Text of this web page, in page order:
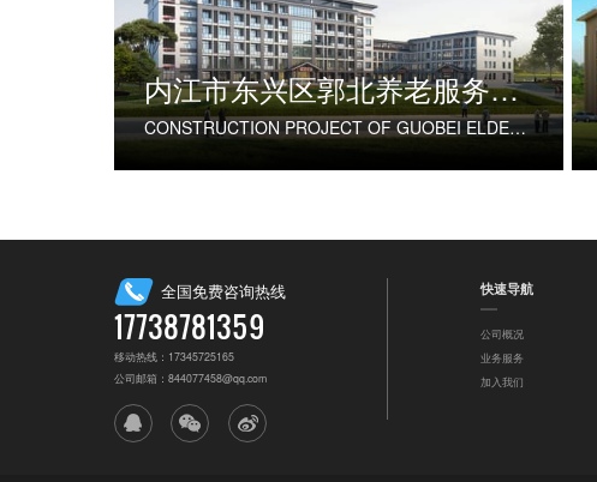
内江市东兴区郭北养老服务中心建设项目
CONSTRUCTION PROJECT OF GUOBEI ELDERLY SERVICE CENTER IN DONGXING DISTRICT, NEIJIANG CITY
全国免费咨询热线
17738781359
移动热线：17345725165
公司邮箱：844077458@qq.com
快速导航
公司概况
业务服务
加入我们